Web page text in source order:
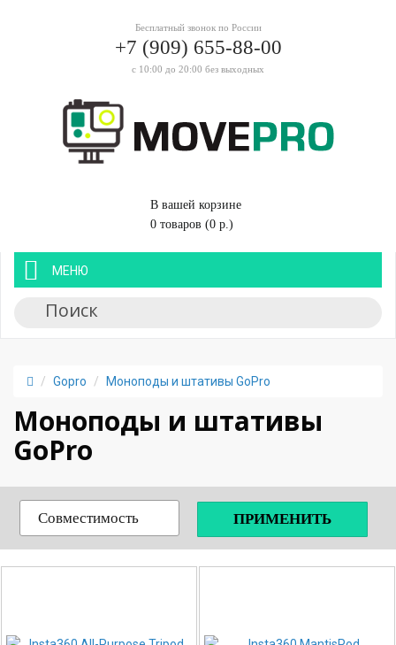
Бесплатный звонок по России
+7 (909) 655-88-00
с 10:00 до 20:00 без выходных
В вашей корзине
0 товаров (0 р.)
МЕНЮ
Gopro Моноподы и штативы GoPro
Моноподы и штативы
GoPro
Совместимость ПРИМЕНИТЬ